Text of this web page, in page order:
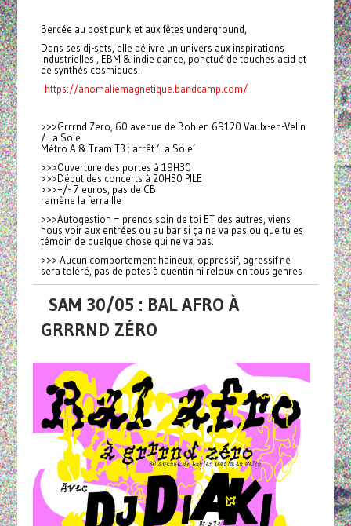
Bercée au post punk et aux fêtes underground,
Dans ses dj-sets, elle délivre un univers aux inspirations
industrielles , EBM & indie dance, ponctué de touches acid et
de synthés cosmiques.
https://anomaliemagnetique.bandcamp.com/
>>>Grrrnd Zero, 60 avenue de Bohlen 69120 Vaulx-en-Velin
/ La Soie
Métro A & Tram T3 : arrêt ‘La Soie’
>>>Ouverture des portes à 19H30
>>>Début des concerts à 20H30 PILE
>>>+/- 7 euros, pas de CB
ramène la ferraille !
>>>Autogestion = prends soin de toi ET des autres, viens
nous voir aux entrées ou au bar si ça ne va pas ou que tu es
témoin de quelque chose qui ne va pas.
>>> Aucun comportement haineux, oppressif, agressif ne
sera toléré, pas de potes à quentin ni reloux en tous genres
SAM 30/05 : BAL AFRO À
GRRRND ZÉRO